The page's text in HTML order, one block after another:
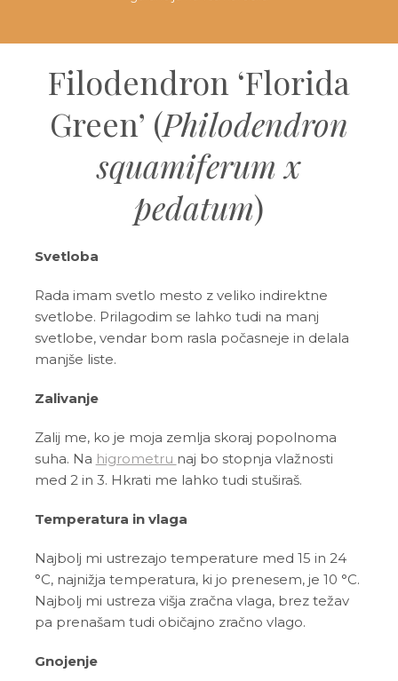
Filodendron ‘Florida
Green’ (Philodendron
squamiferum x
pedatum)
Svetloba
Rada imam svetlo mesto z veliko indirektne
svetlobe. Prilagodim se lahko tudi na manj
svetlobe, vendar bom rasla počasneje in delala
manjše liste.
Zalivanje
Zalij me, ko je moja zemlja skoraj popolnoma
suha. Na higrometru naj bo stopnja vlažnosti
med 2 in 3. Hkrati me lahko tudi stuširaš.
Temperatura in vlaga
Najbolj mi ustrezajo temperature med 15 in 24
°C, najnižja temperatura, ki jo prenesem, je 10 °C.
Najbolj mi ustreza višja zračna vlaga, brez težav
pa prenašam tudi običajno zračno vlago.
Gnojenje